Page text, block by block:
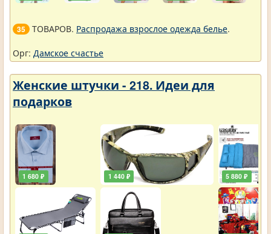
35 ТОВАРОВ. Распродажа взрослое одежда белье.
Орг: Дамское счастье
Женские штучки - 218. Идеи для
подарков
1 680 ₽ 1 440 ₽ 5 880 ₽